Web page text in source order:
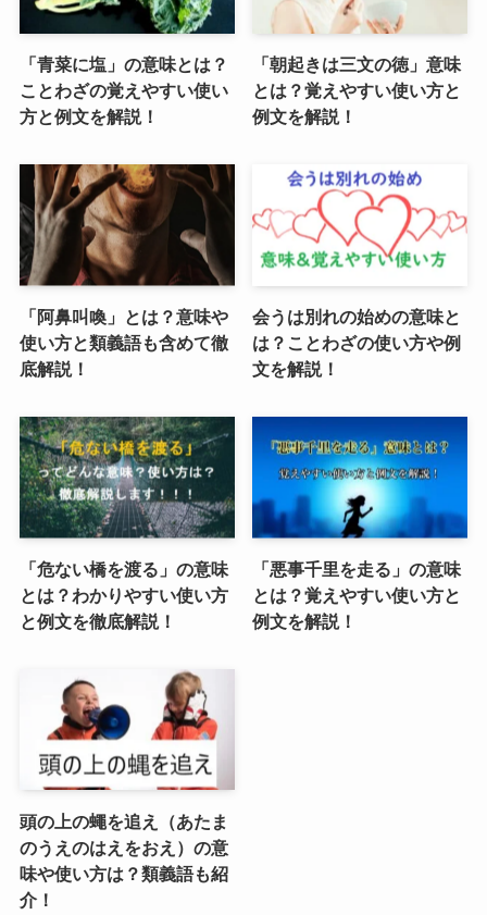
「青菜に塩」の意味とは？
ことわざの覚えやすい使い
方と例文を解説！
「朝起きは三文の徳」意味
とは？覚えやすい使い方と
例文を解説！
「阿鼻叫喚」とは？意味や
使い方と類義語も含めて徹
底解説！
会うは別れの始めの意味と
は？ことわざの使い方や例
文を解説！
「危ない橋を渡る」の意味
とは？わかりやすい使い方
と例文を徹底解説！
「悪事千里を走る」の意味
とは？覚えやすい使い方と
例文を解説！
頭の上の蠅を追え（あたま
のうえのはえをおえ）の意
味や使い方は？類義語も紹
介！